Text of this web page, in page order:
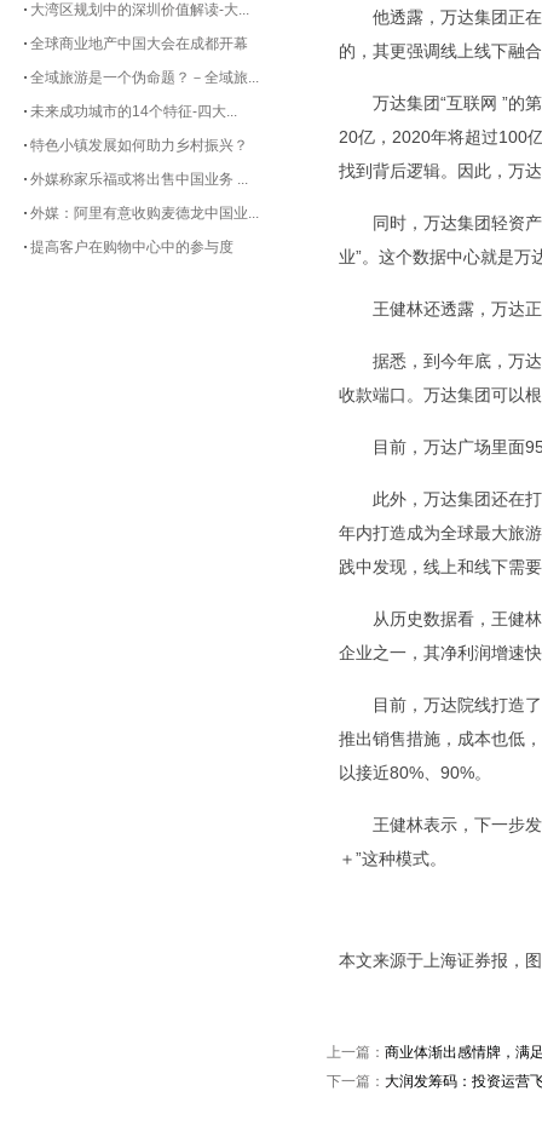
大湾区规划中的深圳价值解读-大...
全球商业地产中国大会在成都开幕
全域旅游是一个伪命题？－全域旅...
未来成功城市的14个特征-四大...
特色小镇发展如何助力乡村振兴？
外媒称家乐福或将出售中国业务 ...
外媒：阿里有意收购麦德龙中国业...
提高客户在购物中心中的参与度
他透露，万达集团正
的，其更强调线上线下融
万达集团“互联网 ”的
20亿，2020年将超过100
找到背后逻辑。因此，万
同时，万达集团轻资
业”。这个数据中心就是
王健林还透露，万达
据悉，到今年底，万
收款端口。万达集团可以
目前，万达广场里面
此外，万达集团还在
年内打造成为全球最大旅
践中发现，线上和线下需
从历史数据看，王健
企业之一，其净利润增速
目前，万达院线打造
推出销售措施，成本也低
以接近80%、90%。
王健林表示，下一步
＋”这种模式。
本文来源于上海证券报，
上一篇： 商业体渐出感情牌，满
下一篇： 大润发筹码：投资运营